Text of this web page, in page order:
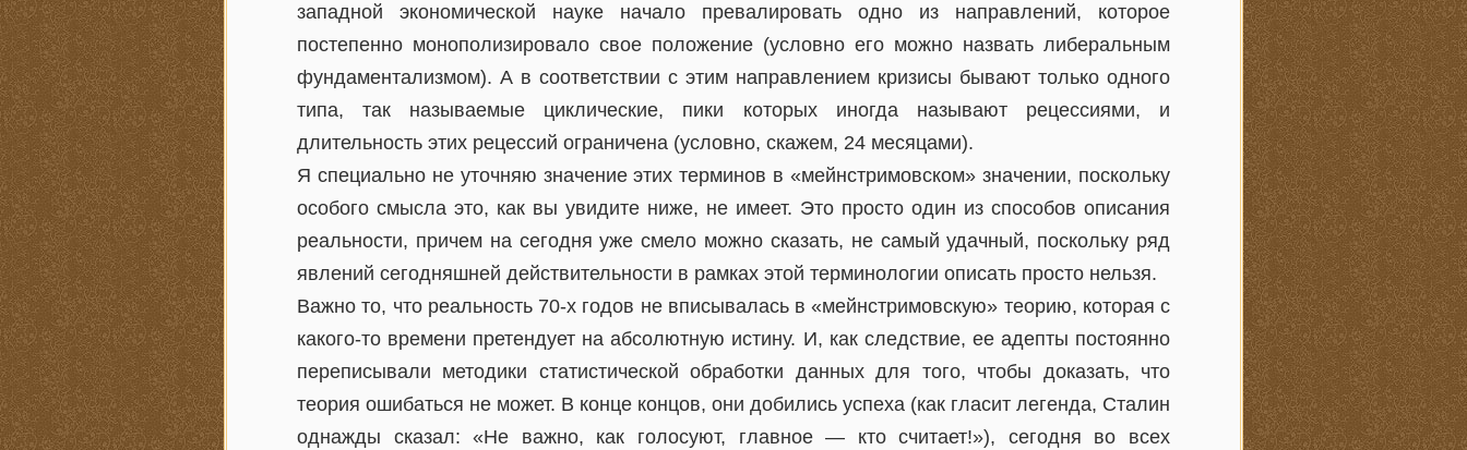
западной экономической науке начало превалировать одно из направлений, которое
постепенно монополизировало свое положение (условно его можно назвать либеральным
фундаментализмом). А в соответствии с этим направлением кризисы бывают только одного
типа, так называемые циклические, пики которых иногда называют рецессиями, и
длительность этих рецессий ограничена (условно, скажем, 24 месяцами).
Я специально не уточняю значение этих терминов в «мейнстримовском» значении, поскольку
особого смысла это, как вы увидите ниже, не имеет. Это просто один из способов описания
реальности, причем на сегодня уже смело можно сказать, не самый удачный, поскольку ряд
явлений сегодняшней действительности в рамках этой терминологии описать просто нельзя.
Важно то, что реальность 70-х годов не вписывалась в «мейнстримовскую» теорию, которая с
какого-то времени претендует на абсолютную истину. И, как следствие, ее адепты постоянно
переписывали методики статистической обработки данных для того, чтобы доказать, что
теория ошибаться не может. В конце концов, они добились успеха (как гласит легенда, Сталин
однажды сказал: «Не важно, как голосуют, главное — кто считает!»), сегодня во всех